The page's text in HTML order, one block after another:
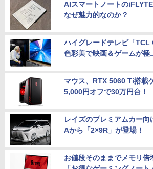
AIスマートノートの
なぜ魅力的なのか？
ハイグレードテレビ「TCL
色彩美で映画＆ゲームが極
マウス、RTX 5060 Ti搭載
5,000円オフで30万円台！
レイズのプレミアムカー向
Aから「2×9R」が登場！
お値段そのままでメモリ